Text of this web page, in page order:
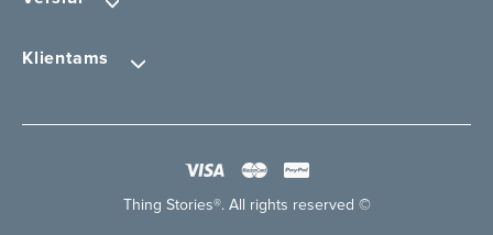
Klientams
Thing Stories®. All rights reserved ©